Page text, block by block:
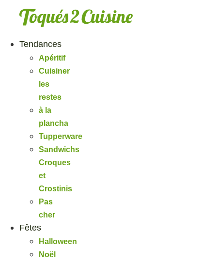
Tendances
Apéritif
Cuisiner
les
restes
à la
plancha
Tupperware
Sandwichs
Croques
et
Crostinis
Pas
cher
Fêtes
Halloween
Noël